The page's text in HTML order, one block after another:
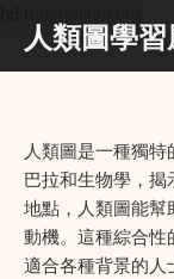
人類圖學
人類圖是一種獨
巴拉和生物學，
地點，人類圖能幫
動機。這種綜合性
適合各種背景的人